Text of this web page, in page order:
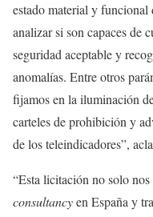
estado material y funcional
analizar si son capaces de
seguridad aceptable y
anomalías. Entre otros
fijamos en la iluminación
carteles de prohibición y
de los teleindicadores”,
“Esta licitación no solo
consultancyen España y